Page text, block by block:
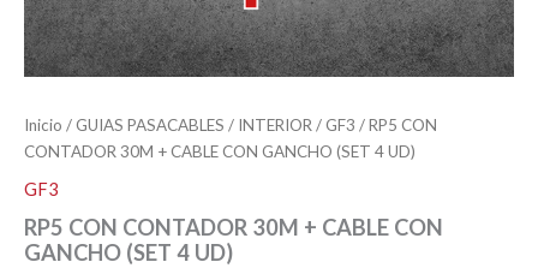
Inicio / GUIAS PASACABLES / INTERIOR / GF3 / RP5 CON
CONTADOR 30M + CABLE CON GANCHO (SET 4 UD)
GF3
RP5 CON CONTADOR 30M + CABLE CON
GANCHO (SET 4 UD)